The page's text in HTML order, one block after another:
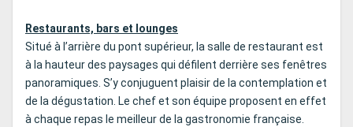
Restaurants, bars et lounges
Situé à l’arrière du pont supérieur, la salle de restaurant est
à la hauteur des paysages qui défilent derrière ses fenêtres
panoramiques. S’y conjuguent plaisir de la contemplation et
de la dégustation. Le chef et son équipe proposent en effet
à chaque repas le meilleur de la gastronomie française.